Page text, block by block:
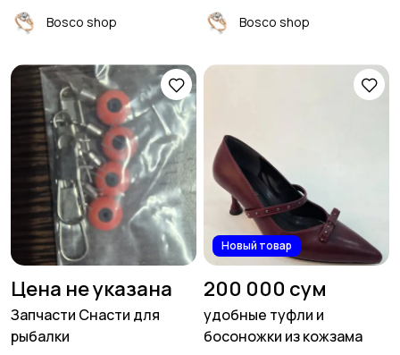
Bosco shop Bosco shop
Цена не указана
Запчасти Снасти для
рыбалки
Новый товар
200 000 сум
удобные туфли и
босоножки из кожзама